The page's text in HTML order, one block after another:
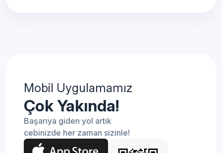
Mobil Uygulamamız
Çok Yakında!
Başarıya giden yol artık
cebinizde her zaman sizinle!